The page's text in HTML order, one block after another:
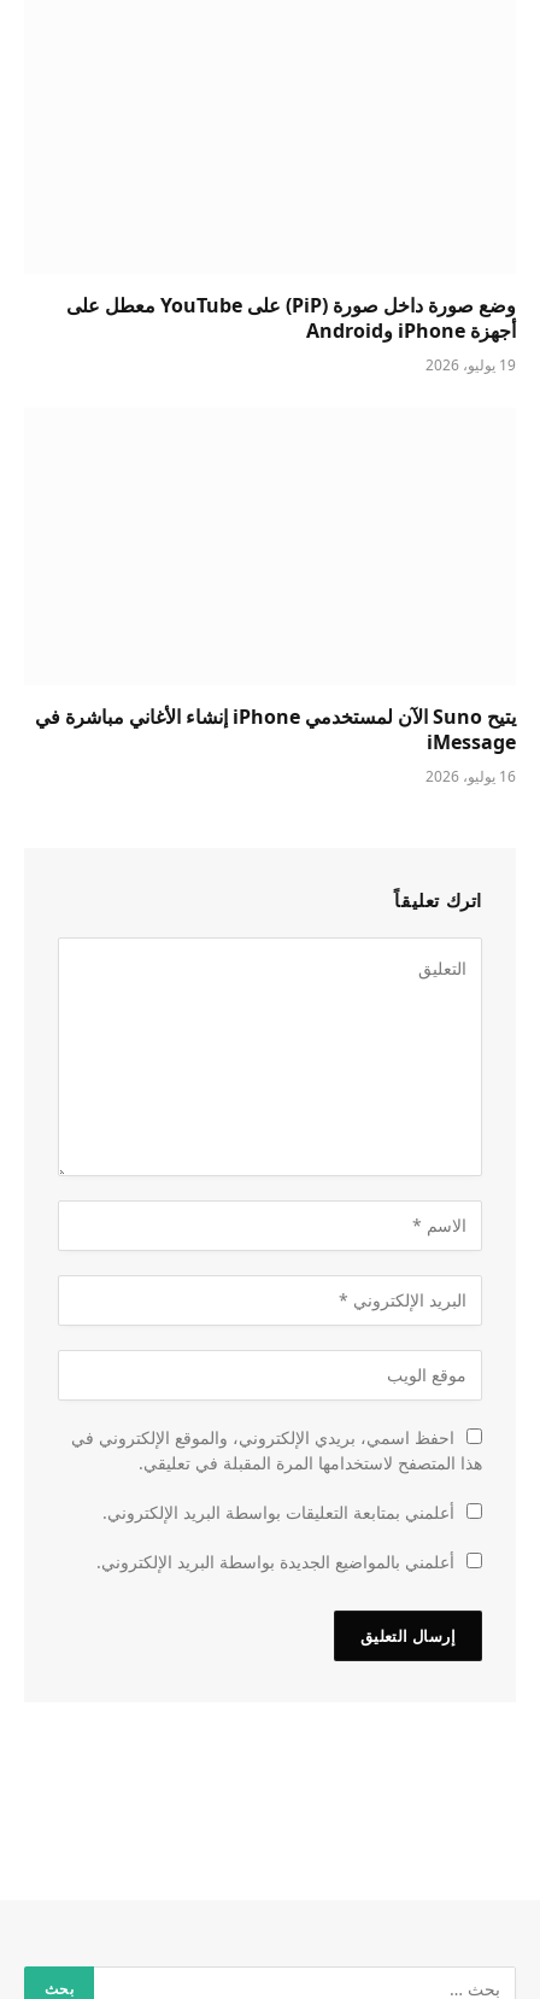
وضع صورة داخل صورة (PiP) على YouTube معطل على
أجهزة iPhone وAndroid
19 يوليو، 2026
يتيح Suno الآن لمستخدمي iPhone إنشاء الأغاني مباشرة في
iMessage
16 يوليو، 2026
اترك تعليقاً
احفظ اسمي، بريدي الإلكتروني، والموقع الإلكتروني في
هذا المتصفح لاستخدامها المرة المقبلة في تعليقي.
أعلمني بمتابعة التعليقات بواسطة البريد الإلكتروني.
أعلمني بالمواضيع الجديدة بواسطة البريد الإلكتروني.